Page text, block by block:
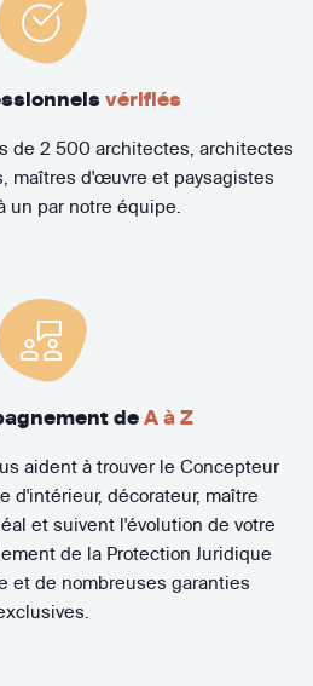
vérifiés
de 2 500 architectes, architectes
maîtres d'œuvre et paysagistes
un par notre équipe.
de A à Z
aident à trouver le Concepteur
d'intérieur, décorateur, maître
et suivent l'évolution de votre
de la Protection Juridique
et de nombreuses garanties